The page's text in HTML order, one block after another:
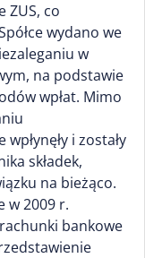
ZUS, co
wydano we
w
na podstawie
wpłat. Mimo
i zostały
składek,
na bieżąco.
w 2009 r.
bankowe